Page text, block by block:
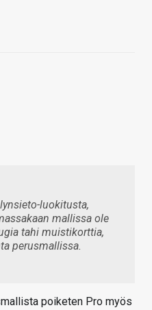
luokitusta,
mallissa ole
tahi muistikorttia,
perusmallissa.
poiketen Pro myös